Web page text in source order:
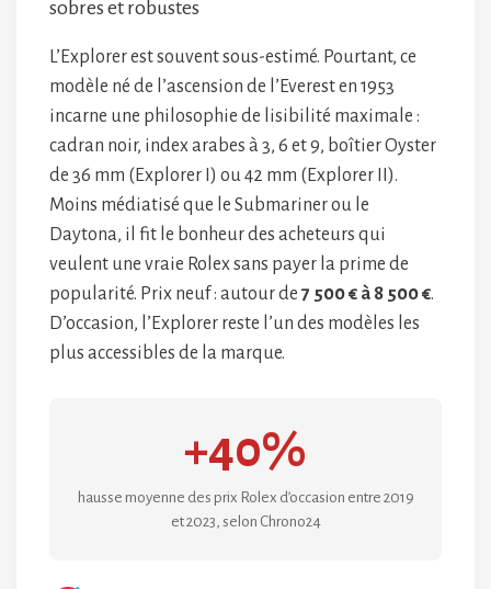
sobres et robustes
L’Explorer est souvent sous-estimé. Pourtant, ce
modèle né de l’ascension de l’Everest en 1953
incarne une philosophie de lisibilité maximale :
cadran noir, index arabes à 3, 6 et 9, boîtier Oyster
de 36 mm (Explorer I) ou 42 mm (Explorer II).
Moins médiatisé que le Submariner ou le
Daytona, il fit le bonheur des acheteurs qui
veulent une vraie Rolex sans payer la prime de
popularité. Prix neuf : autour de 7 500 € à 8 500 €.
D’occasion, l’Explorer reste l’un des modèles les
plus accessibles de la marque.
+40%
hausse moyenne des prix Rolex d’occasion entre 2019
et 2023, selon Chrono24